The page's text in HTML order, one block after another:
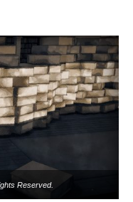
Reserved.